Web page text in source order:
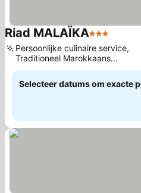
Riad MALAÏKA3 Sterren
Persoonlijke culinaire service,
Traditioneel Marokkaans
kamerdesign
Selecteer datums om exacte